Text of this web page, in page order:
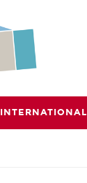
INTERNATIONAL